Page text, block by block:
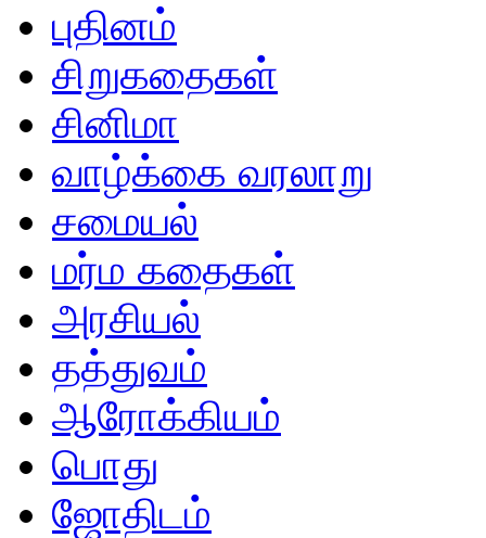
புதினம்
சிறுகதைகள்
சினிமா
வாழ்க்கை வரலாறு
சமையல்
மர்ம கதைகள்
அரசியல்
தத்துவம்
ஆரோக்கியம்
பொது
ஜோதிடம்